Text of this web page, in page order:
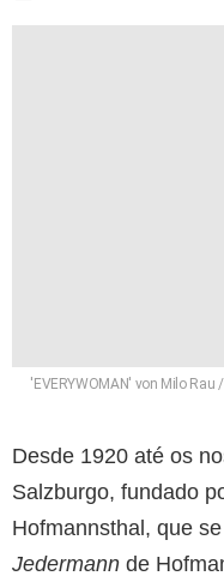
'EVERYWOMAN' von Milo
Desde 1920 até os
Salzburgo, fundado
Hofmannsthal, que
Jedermann de